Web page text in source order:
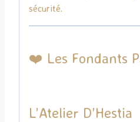
sécurité.
❤️ Les Fondants
L’Atelier D’Hestia